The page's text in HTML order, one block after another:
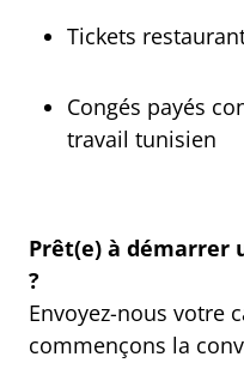
Tickets
Congés payés
travail tunisien
Prêt(e) à démarrer
?
Envoyez-nous votre
commençons la